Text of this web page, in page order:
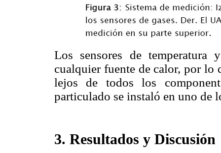
Los sensores de temperatura
cualquier fuente de calor, por lo
lejos de todos los
particulado se instaló en uno de
3. Resultados y Discusión